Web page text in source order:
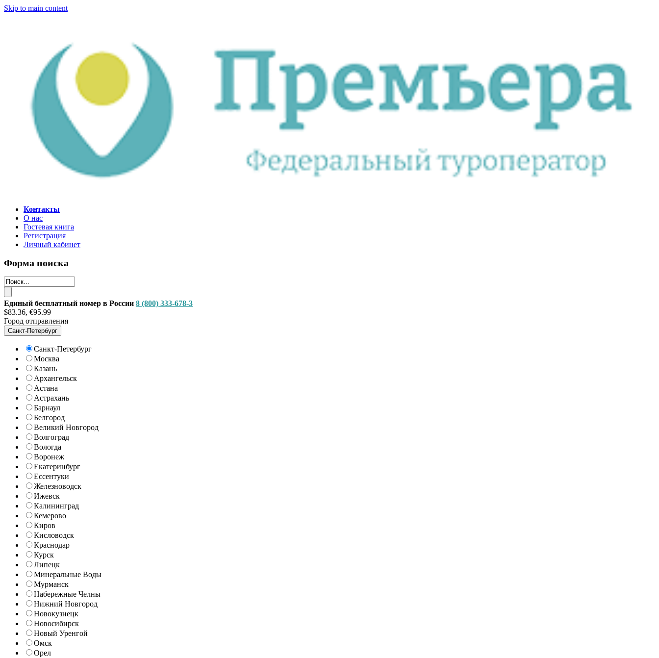
Skip to main content
Контакты
О нас
Гостевая книга
Регистрация
Личный кабинет
Форма поиска
Единый бесплатный номер в России 8 (800) 333-678-3
$83.36, €95.99
Город отправления
Санкт-Петербург
Санкт-Петербург
Москва
Казань
Архангельск
Астана
Астрахань
Барнаул
Белгород
Великий Новгород
Волгоград
Вологда
Воронеж
Екатеринбург
Ессентуки
Железноводск
Ижевск
Калининград
Кемерово
Киров
Кисловодск
Краснодар
Курск
Липецк
Минеральные Воды
Мурманск
Набережные Челны
Нижний Новгород
Новокузнецк
Новосибирск
Новый Уренгой
Омск
Орел